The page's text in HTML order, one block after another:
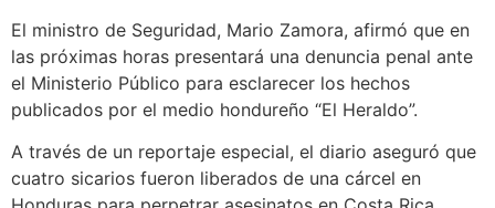
El ministro de Seguridad, Mario Zamora, afirmó que en
las próximas horas presentará una denuncia penal ante
el Ministerio Público para esclarecer los hechos
publicados por el medio hondureño “El Heraldo”.
A través de un reportaje especial, el diario aseguró que
cuatro sicarios fueron liberados de una cárcel en